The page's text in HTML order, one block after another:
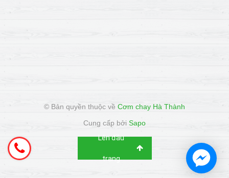
© Bản quyền thuộc về Cơm chay Hà Thành
Cung cấp bởi Sapo
Lên đầu
trang